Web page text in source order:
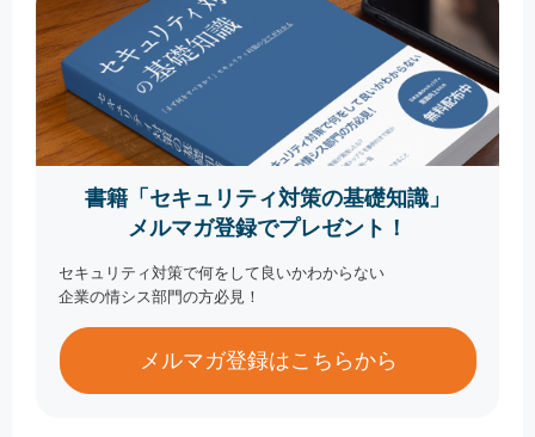
書籍「セキュリティ対策の基礎知識」
メルマガ登録でプレゼント！
セキュリティ対策で何をして良いかわからない
企業の情シス部門の方必見！
メルマガ登録はこちらから